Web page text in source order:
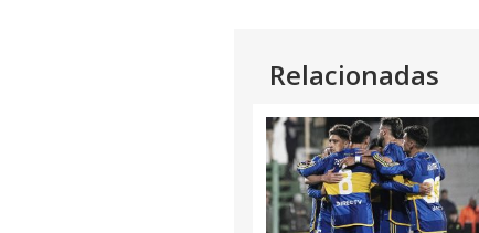
Relacionadas